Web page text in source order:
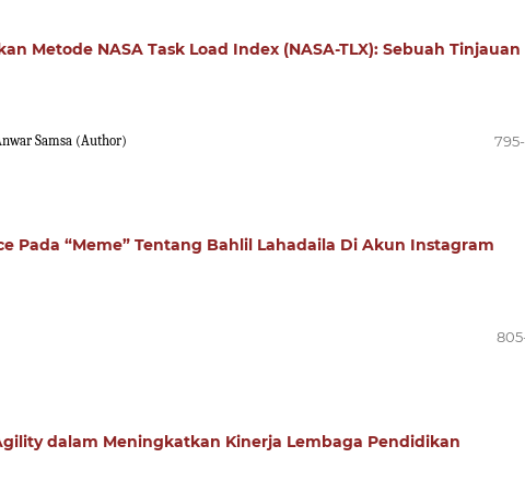
Metode NASA Task Load Index (NASA-TLX): Sebuah Tinjauan
Samsa (Author)
Pada “Meme” Tentang Bahlil Lahadaila Di Akun Instagram
dalam Meningkatkan Kinerja Lembaga Pendidikan